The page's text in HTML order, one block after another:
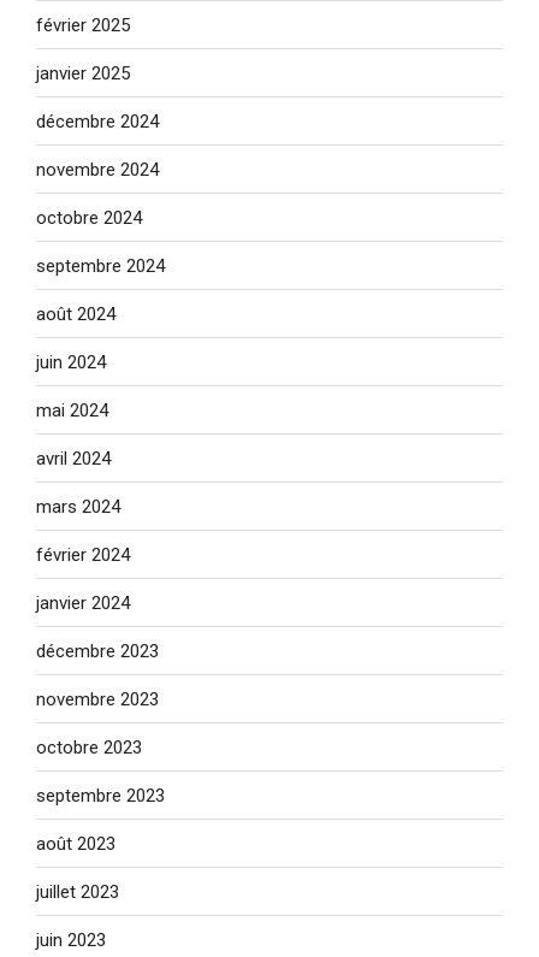
février 2025
janvier 2025
décembre 2024
novembre 2024
octobre 2024
septembre 2024
août 2024
juin 2024
mai 2024
avril 2024
mars 2024
février 2024
janvier 2024
décembre 2023
novembre 2023
octobre 2023
septembre 2023
août 2023
juillet 2023
juin 2023